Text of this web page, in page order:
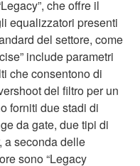
che offre il
equalizzatori presenti
del settore, come
include parametri
che consentono di
del filtro per un
forniti due stadi di
da gate, due tipi di
a seconda delle
sono “Legacy